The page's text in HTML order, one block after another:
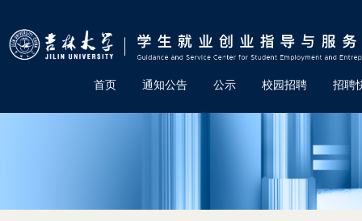
首页 通知公告 公示 校园招聘 招聘